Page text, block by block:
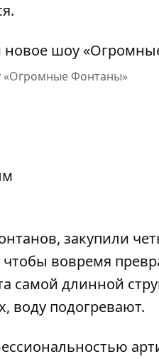
«Огромные Фонтаны»
закупили
вовремя
самой длинной
воду подогревают.